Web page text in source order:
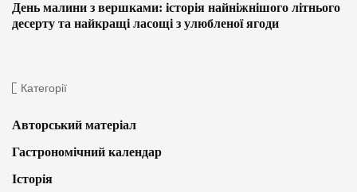
День малини з вершками: історія найніжнішого літнього
десерту та найкращі ласощі з улюбленої ягоди
Категорії
Авторський матеріал
Гастрономічний календар
Історія